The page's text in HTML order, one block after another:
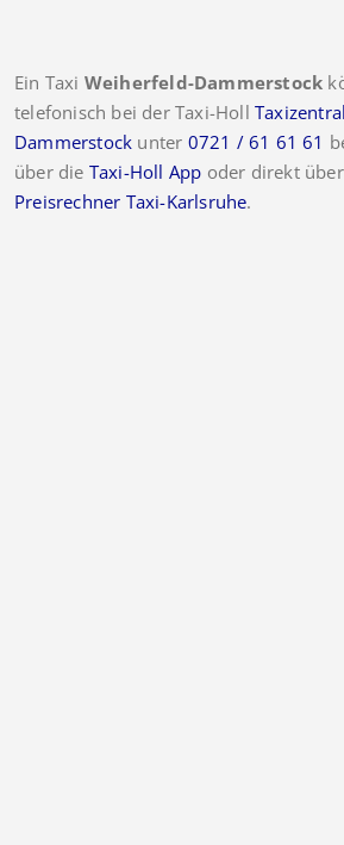
Ein Taxi Weiherfeld-Dammerstock
telefonisch bei der Taxi-Holl
Dammerstock unter 0721 / 61 61 61
über die Taxi-Holl App oder direkt
Preisrechner Taxi-Karlsruhe.